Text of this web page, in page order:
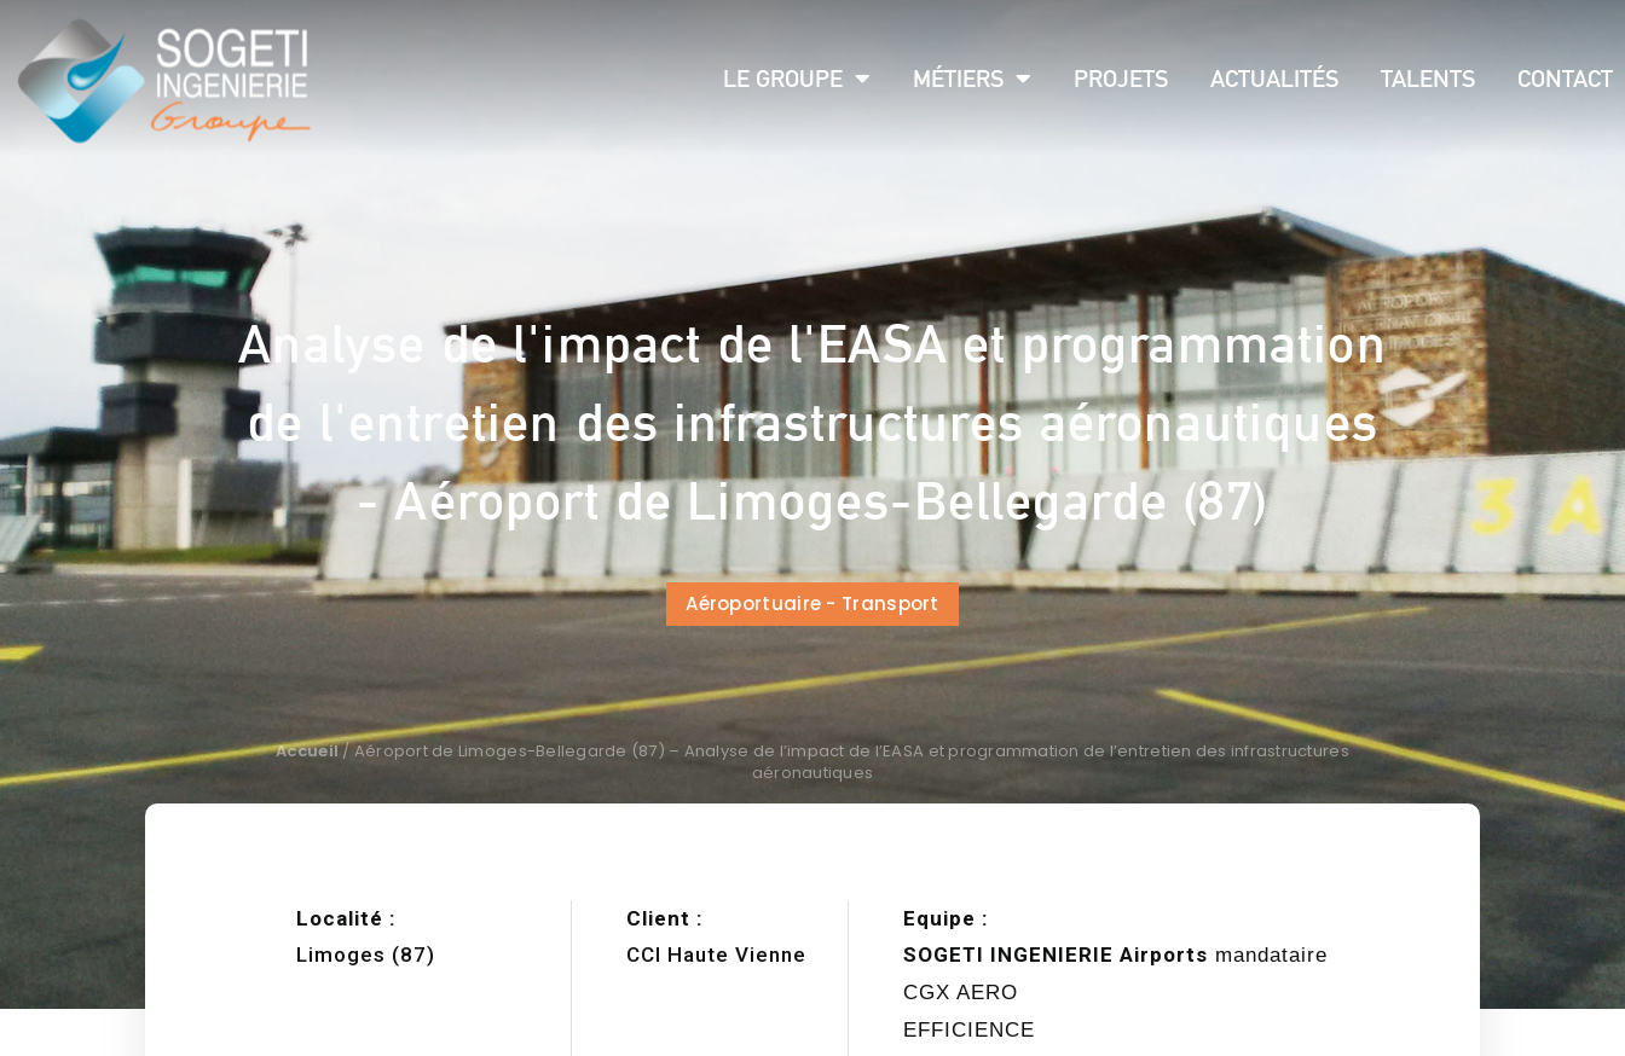
LE GROUPE MÉTIERS PROJETS ACTUALITÉS TALENTS CONTACT
Analyse de l'impact de l'EASA et programmation
de l'entretien des infrastructures aéronautiques
- Aéroport de Limoges-Bellegarde (87)
Aéroportuaire - Transport
Accueil/Aéroport de Limoges-Bellegarde (87) – Analyse de l’impact de l’EASA et programmation de l’entretien des infrastructures
aéronautiques
Localité :
Limoges (87)
Client :
CCI Haute Vienne
Equipe :
SOGETI INGENIERIE Airports mandataire
CGX AERO
EFFICIENCE